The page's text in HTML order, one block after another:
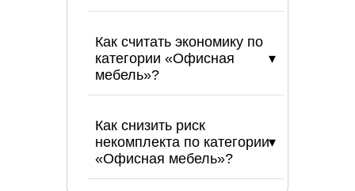
Как считать экономику по
категории «Офисная
мебель»?
Как снизить риск
некомплекта по категории
«Офисная мебель»?